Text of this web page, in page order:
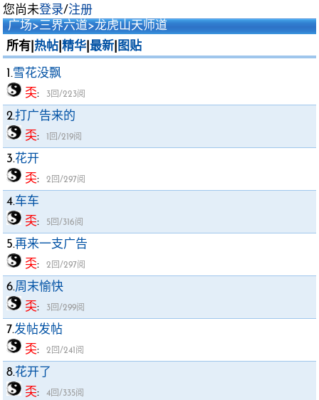
您尚未登录/注册
广场>三界六道>龙虎山天师道
所有| 热帖 精华 最新 图贴
1.雪花没飘
奀: 3回/223阅
2.打广告来的
奀: 1回/219阅
3.花开
奀: 2回/297阅
4.车车
奀: 5回/316阅
5.再来一支广告
奀: 2回/297阅
6.周末愉快
奀: 3回/299阅
7.发帖发帖
奀: 2回/241阅
8.花开了
奀: 4回/335阅